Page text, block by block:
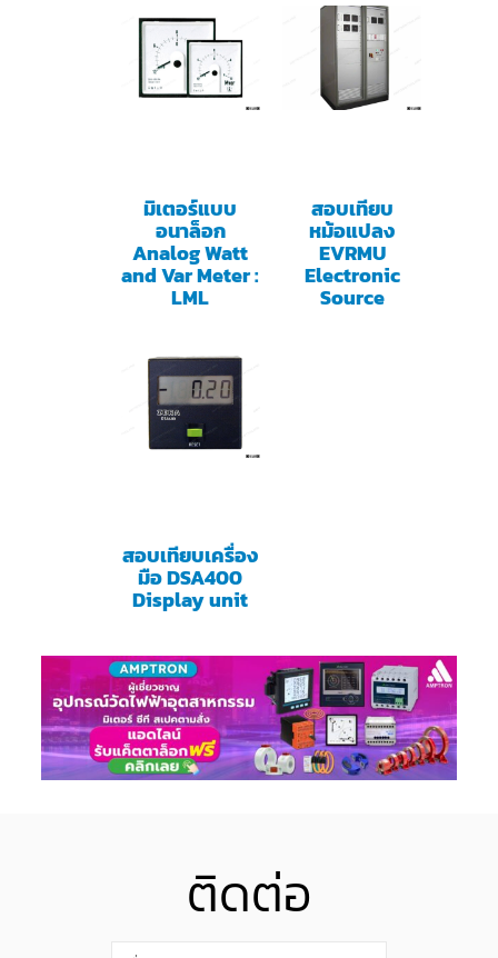
มิเตอร์แบบ
อนาล็อก
Analog Watt
and Var Meter :
LML
สอบเทียบ
หม้อแปลง
EVRMU
Electronic
Source
สอบเทียบเครื่อง
มือ DSA400
Display unit
ติดต่อ